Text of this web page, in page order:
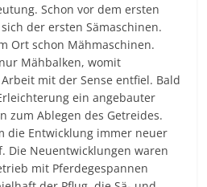
Schon vor dem ersten
der ersten Sämaschinen.
Ort schon Mähmaschinen.
Mähbalken, womit
mit der Sense entfiel. Bald
ein angebauter
zum Ablegen des Getreides.
die Entwicklung immer neuer
Die Neuentwicklungen waren
mit Pferdegespannen